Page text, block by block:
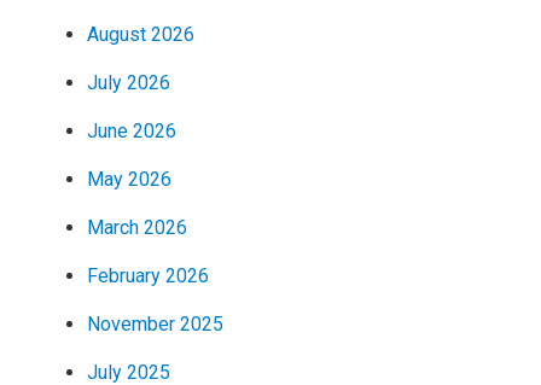
August 2026
July 2026
June 2026
May 2026
March 2026
February 2026
November 2025
July 2025